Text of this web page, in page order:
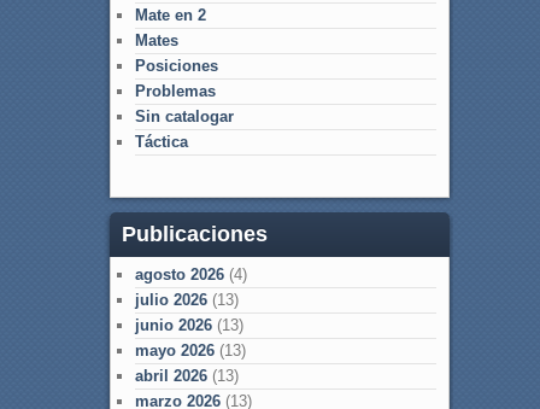
Mate en 2
Mates
Posiciones
Problemas
Sin catalogar
Táctica
Publicaciones
agosto 2026(4)
julio 2026(13)
junio 2026(13)
mayo 2026(13)
abril 2026(13)
marzo 2026(13)